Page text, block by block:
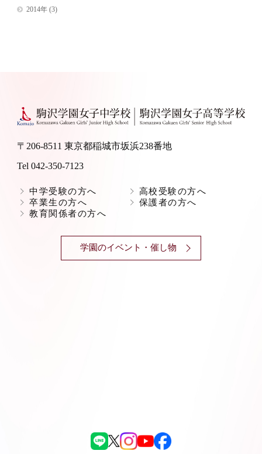
2014年(3)
〒206-8511 東京都稲城市坂浜238番地
Tel 042-350-7123
中学受験の方へ
高校受験の方へ
卒業生の方へ
保護者の方へ
教育関係者の方へ
学園のイベント・催し物